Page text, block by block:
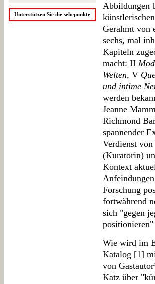
Unterstützen Sie die sehepunkte
Abbildungen
Gerahmt von
sechs, mal
Kapiteln
macht: II
Welten, V
und intime
werden
Jeanne
Richmond
spannender
Verdienst
(Kuratorin)
Kontext
Forschung
fortwährend
sich "gegen
positionieren"
Wie wird im
Katalog [1]
von
Katz über